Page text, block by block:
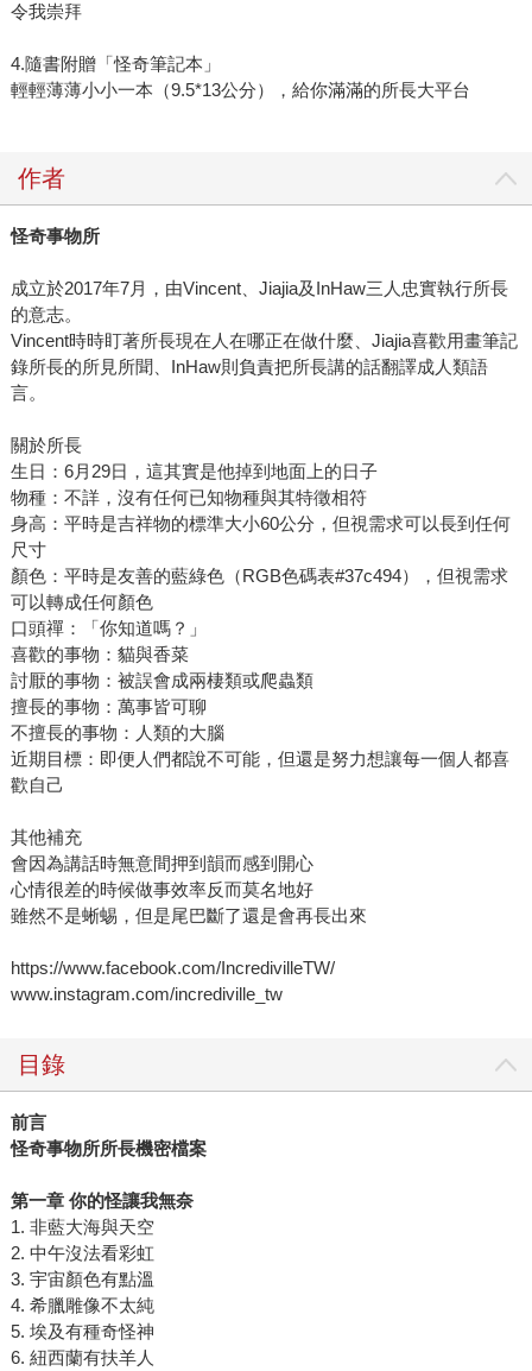
令我崇拜
4.隨書附贈「怪奇筆記本」
輕輕薄薄小小一本（9.5*13公分），給你滿滿的所長大平台
作者
怪奇事物所
成立於2017年7月，由Vincent、Jiajia及InHaw三人忠實執行所長
的意志。
Vincent時時盯著所長現在人在哪正在做什麼、Jiajia喜歡用畫筆記
錄所長的所見所聞、InHaw則負責把所長講的話翻譯成人類語
言。
關於所長
生日：6月29日，這其實是他掉到地面上的日子
物種：不詳，沒有任何已知物種與其特徵相符
身高：平時是吉祥物的標準大小60公分，但視需求可以長到任何
尺寸
顏色：平時是友善的藍綠色（RGB色碼表#37c494），但視需求
可以轉成任何顏色
口頭禪：「你知道嗎？」
喜歡的事物：貓與香菜
討厭的事物：被誤會成兩棲類或爬蟲類
擅長的事物：萬事皆可聊
不擅長的事物：人類的大腦
近期目標：即便人們都說不可能，但還是努力想讓每一個人都喜
歡自己
其他補充
會因為講話時無意間押到韻而感到開心
心情很差的時候做事效率反而莫名地好
雖然不是蜥蜴，但是尾巴斷了還是會再長出來
https://www.facebook.com/IncredivilleTW/
www.instagram.com/incrediville_tw
目錄
前言
怪奇事物所所長機密檔案
第一章 你的怪讓我無奈
1. 非藍大海與天空
2. 中午沒法看彩虹
3. 宇宙顏色有點溫
4. 希臘雕像不太純
5. 埃及有種奇怪神
6. 紐西蘭有扶羊人